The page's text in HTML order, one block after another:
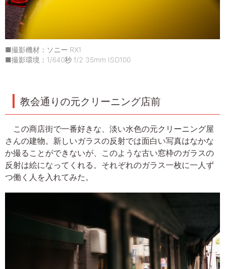
■撮影機材：ソニー RX1
■撮影環境：1/640秒 f/2 35mm ISO100
教会通りの元クリーニング店前
この商店街で一番好きな、淡い水色の元クリーニング屋
さんの建物。新しいガラスの反射では面白い写真はなかな
か撮ることができないが、このような古い窓枠のガラスの
反射は絵になってくれる。それぞれのガラス一枚に一人ず
つ働く人を入れてみた。